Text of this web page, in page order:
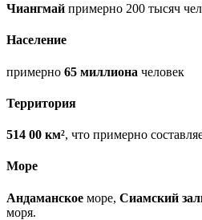
Чиангмай примерно 200 тысяч
Население
примерно 65 миллиона человек
Территория
514 00 км², что примерно
Море
Андаманское море, Сиамский
моря.